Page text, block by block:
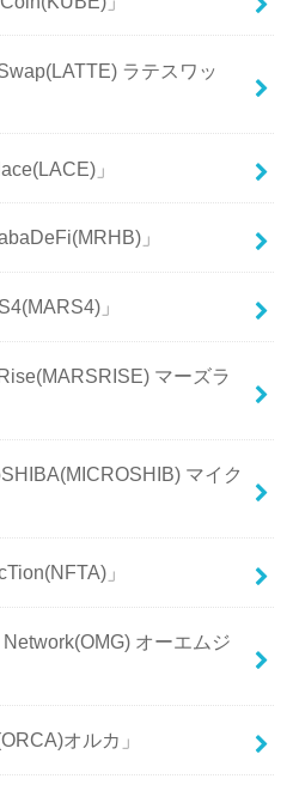
ラテスワッ
」
」
」
マーズラ
マイク
」
オーエムジ
オルカ」